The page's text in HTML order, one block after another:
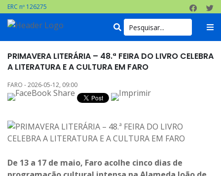
ERC nº 126275
PRIMAVERA LITERÁRIA – 48.ª FEIRA DO LIVRO CELEBRA
A LITERATURA E A CULTURA EM FARO
FARO - 2026-05-12, 09:00
De 13 a 17 de maio, Faro acolhe cinco dias de